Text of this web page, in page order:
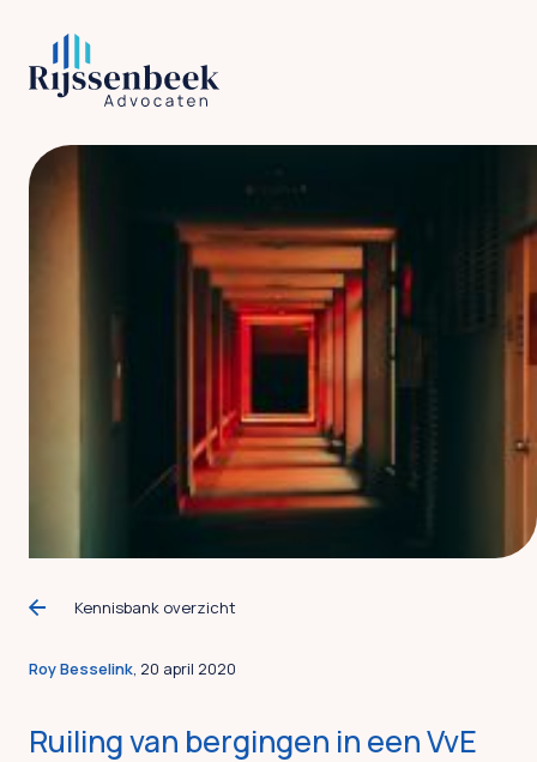
Kennisbank overzicht
Roy Besselink, 20 april 2020
Ruiling van bergingen in een VvE